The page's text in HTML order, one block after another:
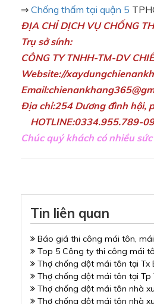
⇒ Chống thấm tại quận 5
ĐỊA CHỈ DỊCH VỤ CHỐNG
Trụ sở sính:
CÔNG TY TNHH-TM-DV
Website://
Địa chỉ:254 Dương đình hội,
HOTLINE:0334.955.789-
Chúc quý khách có nhiều
Tin liên quan
Báo giá thi công mái tôn,
Top 5 Công ty thi công mái
Thợ chống dột mái tôn tại Tx
Thợ chống dột mái tôn tại Tp
Thợ chống dột mái tôn nhà
Thợ chống dột mái tôn nhà